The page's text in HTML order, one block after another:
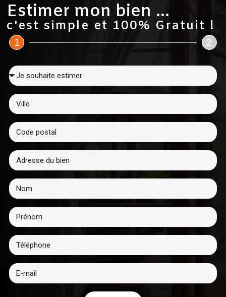
Estimer mon bien ...
c'est simple et 100% Gratuit !
1 2